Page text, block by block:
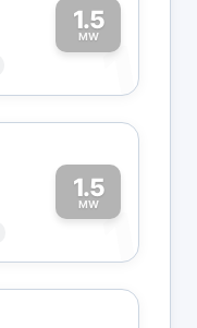
1.5
MW1
1.5
MW1